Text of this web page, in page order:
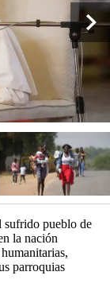
sufrido pueblo de
la nación
parroquias